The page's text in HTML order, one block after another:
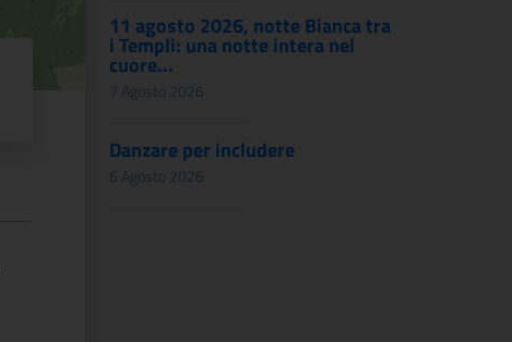
11 agosto 2026, notte Bianca tra
i Templi: una notte intera nel
cuore...
7 Agosto 2026
Danzare per includere
6 Agosto 2026